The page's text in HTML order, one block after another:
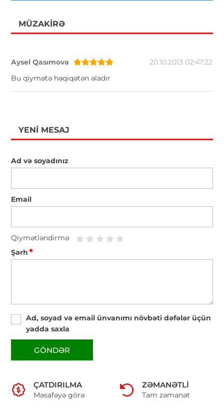
MÜZAKIRƏ
Aysel Qasımova
20.10.2013 02:47:22
Bu qiymətə həqiqətən əladır
YENI MESAJ
Ad və soyadınız
Email
Qiymətləndirmə
Şərh*
Ad, soyad və email ünvanımı növbəti dəfələr üçün
yadda saxla
GÖNDƏR
ÇATDIRILMA
Məsafəyə görə
ZƏMANƏTLI
Tam zəmanət